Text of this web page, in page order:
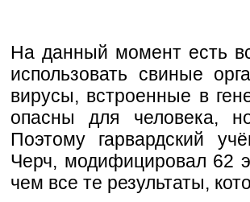
На данный момент есть
использовать свиные
вирусы, встроенные в
опасны для человека,
Поэтому гарвардский
Черч, модифицировал 62
чем все те результаты,